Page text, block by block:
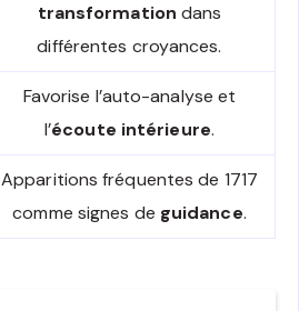
transformation dans
différentes croyances.
Favorise l’auto-analyse et
l’écoute intérieure.
Apparitions fréquentes de 1717
comme signes de guidance.